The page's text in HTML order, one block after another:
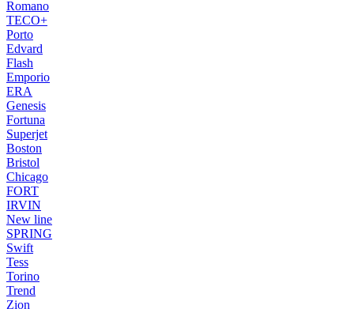
Romano
TECO+
Porto
Edvard
Flash
Emporio
ERA
Genesis
Fortuna
Superjet
Boston
Bristol
Chicago
FORT
IRVIN
New line
SPRING
Swift
Tess
Torino
Trend
Zion